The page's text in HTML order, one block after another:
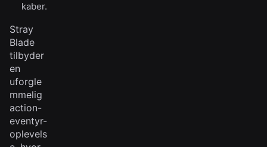
kaber.
Stray
Blade
tilbyder
en
uforgle
mmelig
action-
eventyr-
oplevels